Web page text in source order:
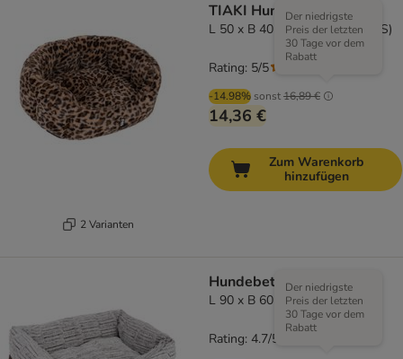
2 Varianten
TIAKI Hundebett Leo
L 50 x B 40 x H 20 cm (Größe S)
-14.98% sonst16,89 €
Der niedrigste
Preis der letzten
30 Tage vor dem
Rabatt
14,36 €
Rating: 5/5
Zum Warenkorb
hinzufügen
Hundebett hyggelig
L 90 x B 60 x H 30 cm
Der niedrigste
Preis der letzten
30 Tage vor dem
Rabatt
Rating: 4.7/5